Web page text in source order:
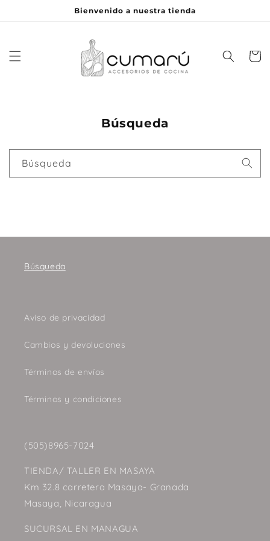
Bienvenido a nuestra tienda
Carrito
Búsqueda
Búsqueda
Búsqueda
Aviso de privacidad
Cambios y devoluciones
Términos de envíos
Términos y condiciones
(505)8965-7024
TIENDA/ TALLER EN MASAYA
Km 32.8 carretera Masaya- Granada
Masaya, Nicaragua
SUCURSAL EN MANAGUA